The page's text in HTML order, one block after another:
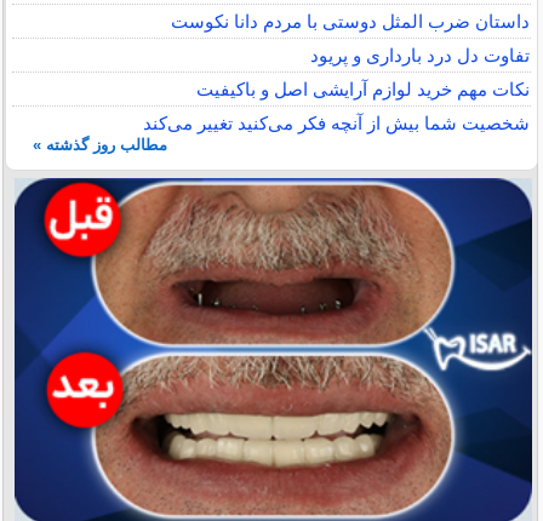
داستان ضرب المثل دوستی با مردم دانا نكوست
تفاوت دل درد بارداری و پریود
نکات مهم خرید لوازم آرایشی اصل و باکیفیت
شخصیت شما بیش از آنچه فکر می‌کنید تغییر می‌کند
مطالب روز گذشته »